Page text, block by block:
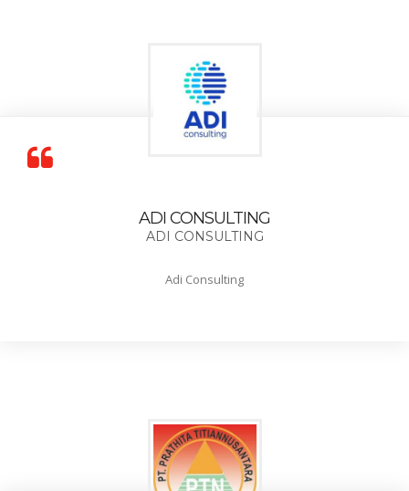
ADI CONSULTING
ADI CONSULTING
Adi Consulting